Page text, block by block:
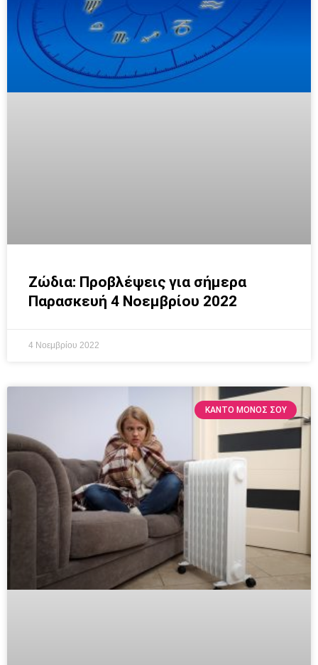
Ζώδια: Προβλέψεις για σήμερα
Παρασκευή 4 Νοεμβρίου 2022
4 Νοεμβρίου 2022
ΚΆΝΤΟ ΜΌΝΟΣ ΣΟΥ